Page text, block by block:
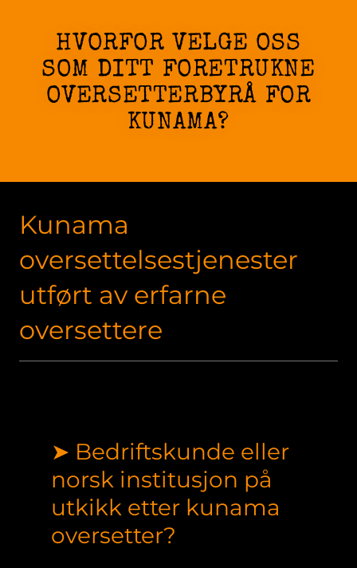
HVORFOR VELGE OSS
SOM DITT FORETRUKNE
OVERSETTERBYRÅ FOR
KUNAMA?
Kunama
oversettelsestjenester
utført av erfarne
oversettere
➤ Bedriftskunde eller
norsk institusjon på
utkikk etter kunama
oversetter?